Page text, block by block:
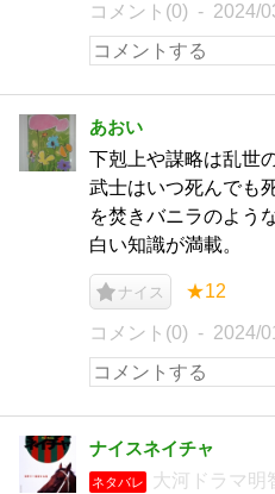
コメント(0) 2024/
あおい
下剋上や謀略は乱世
武士はいつ死んでも
を焚きバニラのよう
白い知識が満載。
ナイス ★12
コメント(0) 2024/
ナイスネイチャ
ネタバレ
大河ドラマ明